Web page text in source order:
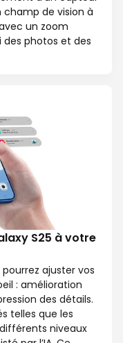
champ de vision à
un zoom
des photos et des
S25 à votre
ajuster vos
: amélioration
des détails.
telles que les
niveaux